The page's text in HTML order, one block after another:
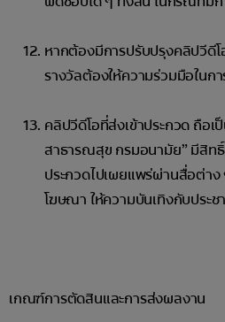
หากต้องมีการปรับปรุงคลิปวีดี
รางวัลต้องให้ความร่วมมือในก
คลิปวีดีโอที่ส่งเข้าประกวด ถือ
สาธารณสุข กรมอนามัย” มีสิท
ประกวดไปเผยแพร่ผ่านสื่อต่าง
โฆษณา ให้ความบันเทิงกับประ
เกณฑ์การตัดสินและการส่งผลงาน